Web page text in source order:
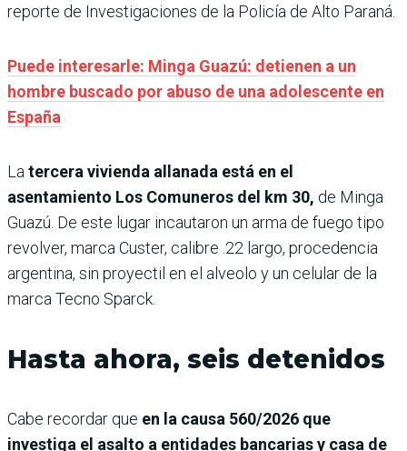
reporte de Investigaciones de la Policía de Alto Paraná.
Puede interesarle: Minga Guazú: detienen a un
hombre buscado por abuso de una adolescente en
España
La tercera vivienda allanada está en el
asentamiento Los Comuneros del km 30, de Minga
Guazú. De este lugar incautaron un arma de fuego tipo
revolver, marca Custer, calibre .22 largo, procedencia
argentina, sin proyectil en el alveolo y un celular de la
marca Tecno Sparck.
Hasta ahora, seis detenidos
Cabe recordar que en la causa 560/2026 que
investiga el asalto a entidades bancarias y casa de